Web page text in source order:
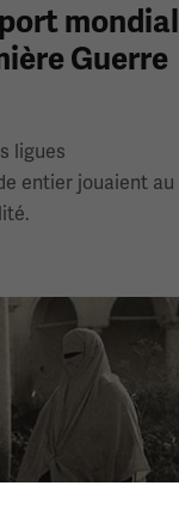
mondial
Guerre
ligues
entier jouaient au